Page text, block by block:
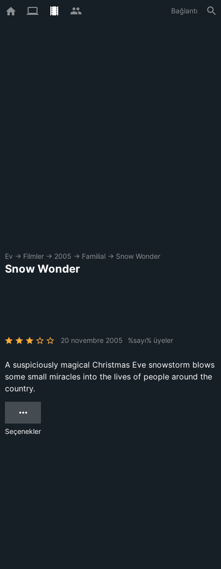
Bağlantı
Ev → Filmler → 2005 → Familial → Snow Wonder
Snow Wonder
20 novembre 2005 %sayı% üyeler
A suspiciously magical Christmas Eve snowstorm blows
some small miracles into the lives of people around the
country.
Seçenekler